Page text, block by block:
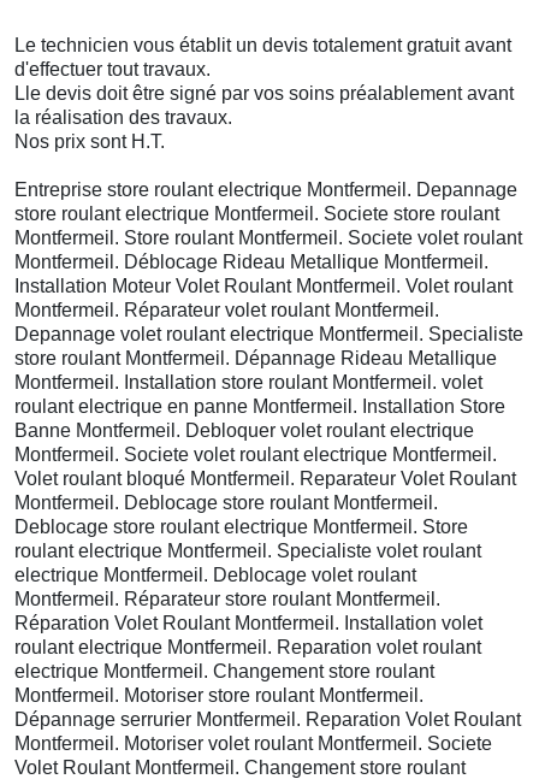
Le technicien vous établit un devis totalement gratuit avant
d'effectuer tout travaux.
Lle devis doit être signé par vos soins préalablement avant
la réalisation des travaux.
Nos prix sont H.T.
Entreprise store roulant electrique Montfermeil. Depannage
store roulant electrique Montfermeil. Societe store roulant
Montfermeil. Store roulant Montfermeil. Societe volet roulant
Montfermeil. Déblocage Rideau Metallique Montfermeil.
Installation Moteur Volet Roulant Montfermeil. Volet roulant
Montfermeil. Réparateur volet roulant Montfermeil.
Depannage volet roulant electrique Montfermeil. Specialiste
store roulant Montfermeil. Dépannage Rideau Metallique
Montfermeil. Installation store roulant Montfermeil. volet
roulant electrique en panne Montfermeil. Installation Store
Banne Montfermeil. Debloquer volet roulant electrique
Montfermeil. Societe volet roulant electrique Montfermeil.
Volet roulant bloqué Montfermeil. Reparateur Volet Roulant
Montfermeil. Deblocage store roulant Montfermeil.
Deblocage store roulant electrique Montfermeil. Store
roulant electrique Montfermeil. Specialiste volet roulant
electrique Montfermeil. Deblocage volet roulant
Montfermeil. Réparateur store roulant Montfermeil.
Réparation Volet Roulant Montfermeil. Installation volet
roulant electrique Montfermeil. Reparation volet roulant
electrique Montfermeil. Changement store roulant
Montfermeil. Motoriser store roulant Montfermeil.
Dépannage serrurier Montfermeil. Reparation Volet Roulant
Montfermeil. Motoriser volet roulant Montfermeil. Societe
Volet Roulant Montfermeil. Changement store roulant